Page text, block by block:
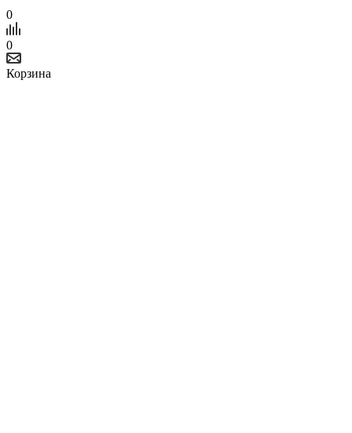
0
0
Корзина